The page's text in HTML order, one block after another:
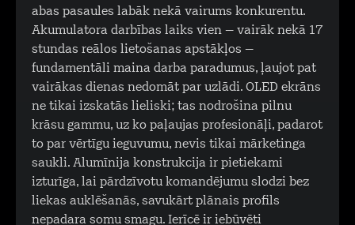
abas pasaules labāk nekā vairums konkurentu.
Akumulatora darbības laiks vien – vairāk nekā 17
stundas reālos lietošanas apstākļos –
fundamentāli maina darba paradumus, ļaujot pat
vairākas dienas nedomāt par uzlādi. OLED ekrāns
ne tikai izskatās lieliski; tas nodrošina pilnu
krāsu gammu, uz ko paļaujas profesionāļi, padarot
to par vērtīgu ieguvumu, nevis tikai mārketinga
saukli. Alumīnija konstrukcija ir pietiekami
izturīga, lai pārdzīvotu komandējumu slodzi bez
liekas auklēšanās, savukārt plānais profils
nepadara somu smagu. Ierīcē ir iebūvēti